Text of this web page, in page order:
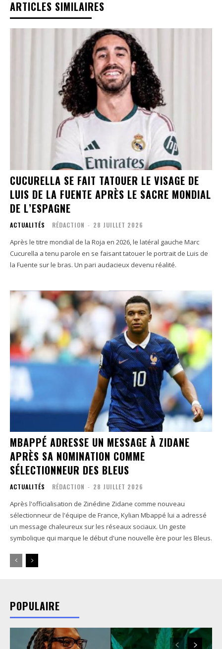
ARTICLES SIMILAIRES
CUCURELLA SE FAIT TATOUER LE VISAGE DE
LUIS DE LA FUENTE APRÈS LE SACRE MONDIAL
DE L’ESPAGNE
ACTUALITÉS RÉDACTION - 28 JUILLET 2026
Après le titre mondial de la Roja en 2026, le latéral gauche Marc
Cucurella a tenu parole en se faisant tatouer le portrait de Luis de
la Fuente sur le bras. Un pari audacieux devenu réalité.
MBAPPÉ ADRESSE UN MESSAGE À ZIDANE
APRÈS SA NOMINATION COMME
SÉLECTIONNEUR DES BLEUS
ACTUALITÉS RÉDACTION - 28 JUILLET 2026
Après l'officialisation de Zinédine Zidane comme nouveau
sélectionneur de l'équipe de France, Kylian Mbappé lui a adressé
un message chaleureux sur les réseaux sociaux. Un geste
symbolique qui marque le début d'une nouvelle ère pour les Bleus.
POPULAIRE